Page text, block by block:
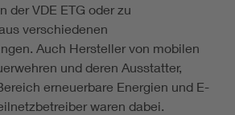
der VDE ETG oder zu
verschiedenen
Auch Hersteller von mobilen
und deren Ausstatter,
erneuerbare Energien und E-
waren dabei.